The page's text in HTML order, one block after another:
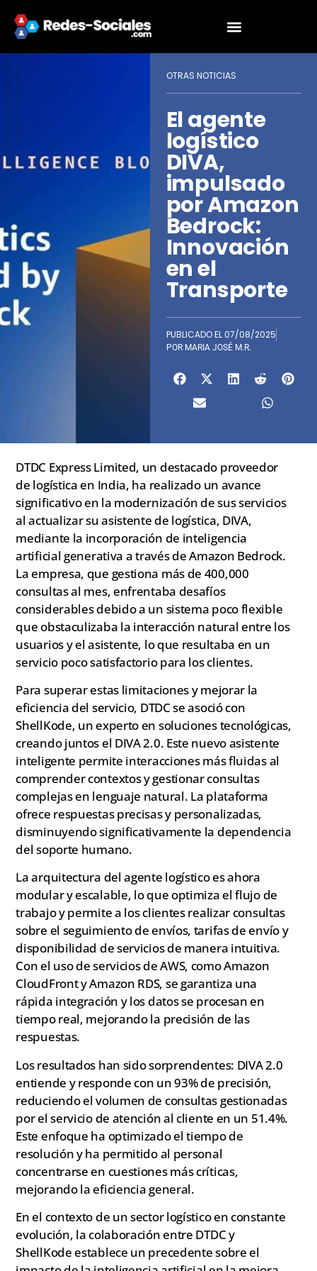
OTRAS NOTICIAS
El agente
logístico
DIVA,
impulsado
por Amazon
Bedrock:
Innovación
en el
Transporte
PUBLICADO EL 07/08/2025
POR MARIA JOSÉ M.R.
DTDC Express Limited, un destacado proveedor
de logística en India, ha realizado un avance
significativo en la modernización de sus servicios
al actualizar su asistente de logística, DIVA,
mediante la incorporación de inteligencia
artificial generativa a través de Amazon Bedrock.
La empresa, que gestiona más de 400,000
consultas al mes, enfrentaba desafíos
considerables debido a un sistema poco flexible
que obstaculizaba la interacción natural entre los
usuarios y el asistente, lo que resultaba en un
servicio poco satisfactorio para los clientes.
Para superar estas limitaciones y mejorar la
eficiencia del servicio, DTDC se asoció con
ShellKode, un experto en soluciones tecnológicas,
creando juntos el DIVA 2.0. Este nuevo asistente
inteligente permite interacciones más fluidas al
comprender contextos y gestionar consultas
complejas en lenguaje natural. La plataforma
ofrece respuestas precisas y personalizadas,
disminuyendo significativamente la dependencia
del soporte humano.
La arquitectura del agente logístico es ahora
modular y escalable, lo que optimiza el flujo de
trabajo y permite a los clientes realizar consultas
sobre el seguimiento de envíos, tarifas de envío y
disponibilidad de servicios de manera intuitiva.
Con el uso de servicios de AWS, como Amazon
CloudFront y Amazon RDS, se garantiza una
rápida integración y los datos se procesan en
tiempo real, mejorando la precisión de las
respuestas.
Los resultados han sido sorprendentes: DIVA 2.0
entiende y responde con un 93% de precisión,
reduciendo el volumen de consultas gestionadas
por el servicio de atención al cliente en un 51.4%.
Este enfoque ha optimizado el tiempo de
resolución y ha permitido al personal
concentrarse en cuestiones más críticas,
mejorando la eficiencia general.
En el contexto de un sector logístico en constante
evolución, la colaboración entre DTDC y
ShellKode establece un precedente sobre el